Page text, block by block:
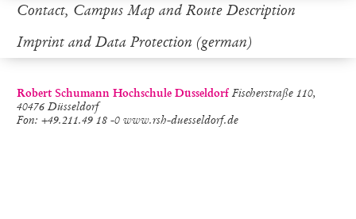
Contact, Campus Map and Route Description
Imprint and Data Protection (german)
Robert Schumann Hochschule DüsseldorfFischerstraße 110,
40476 Düsseldorf
Fon: +49.211.49 18 -0 www.rsh-duesseldorf.de